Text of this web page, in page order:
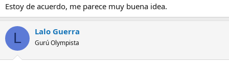
Estoy de acuerdo, me parece muy buena idea.
L Lalo Guerra
Gurú Olympista